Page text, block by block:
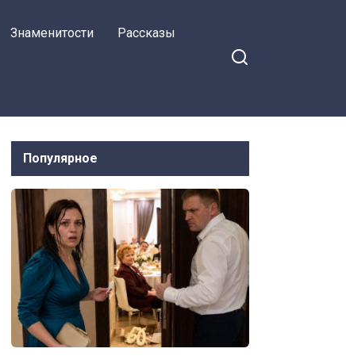
Знаменитости Рассказы
Популярное